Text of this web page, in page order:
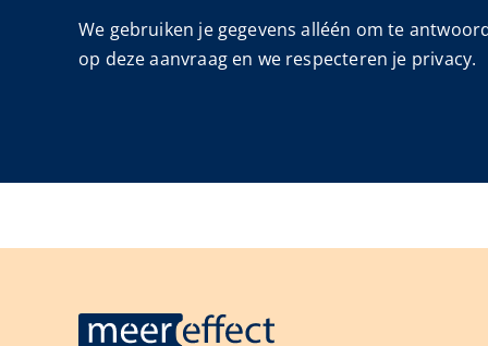
We gebruiken je gegevens alléén om te
op deze aanvraag en we respecteren je privacy.